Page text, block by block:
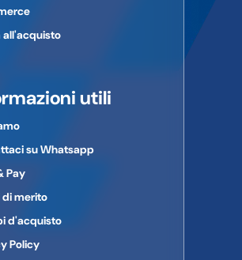
all'acquisto
utili
su Whatsapp
Pay
di merito
d'acquisto
Policy